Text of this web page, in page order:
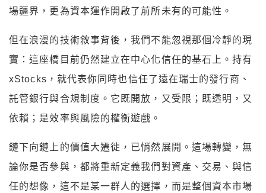
場疆界，更為資本運作開啟了前所未有的可能性。
但在浪漫的技術敘事背後，我們不能忽視那個冷靜的現
實：這座橋目前仍然建立在中心化信任的基石上。持有
xStocks，就代表你同時也信任了遠在瑞士的發行商、
託管銀行與合規制度。它既開放，又受限；既透明，又
依賴；是效率與風險的權衡遊戲。
鏈下向鏈上的價值大遷徙，已悄然展開。這場轉變，無
論你是否參與，都將重新定義我們對資產、交易、與信
任的想像，這不是某一群人的選擇，而是整個資本市場